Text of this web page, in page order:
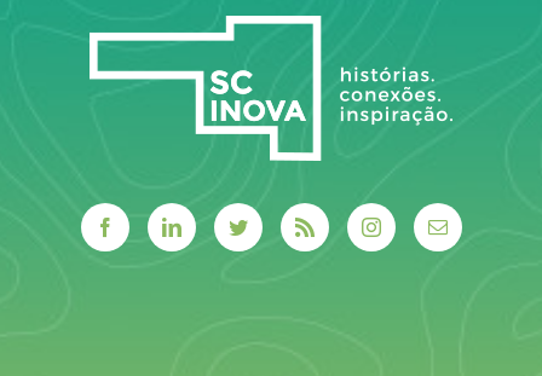
Contas da
União.
LEIA MAIS